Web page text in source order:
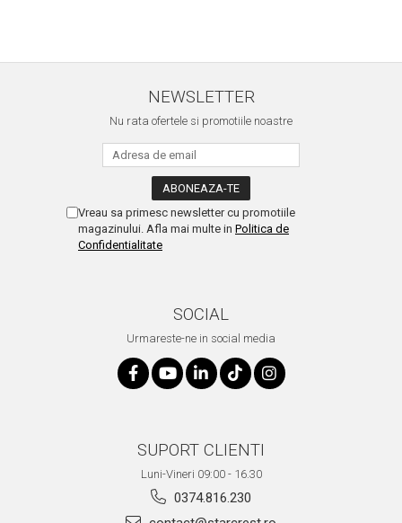
NEWSLETTER
Nu rata ofertele si promotiile noastre
Vreau sa primesc newsletter cu promotiile
magazinului. Afla mai multe in Politica de
Confidentialitate
SOCIAL
Urmareste-ne in social media
SUPORT CLIENTI
Luni-Vineri 09:00 - 16.30
0374.816.230